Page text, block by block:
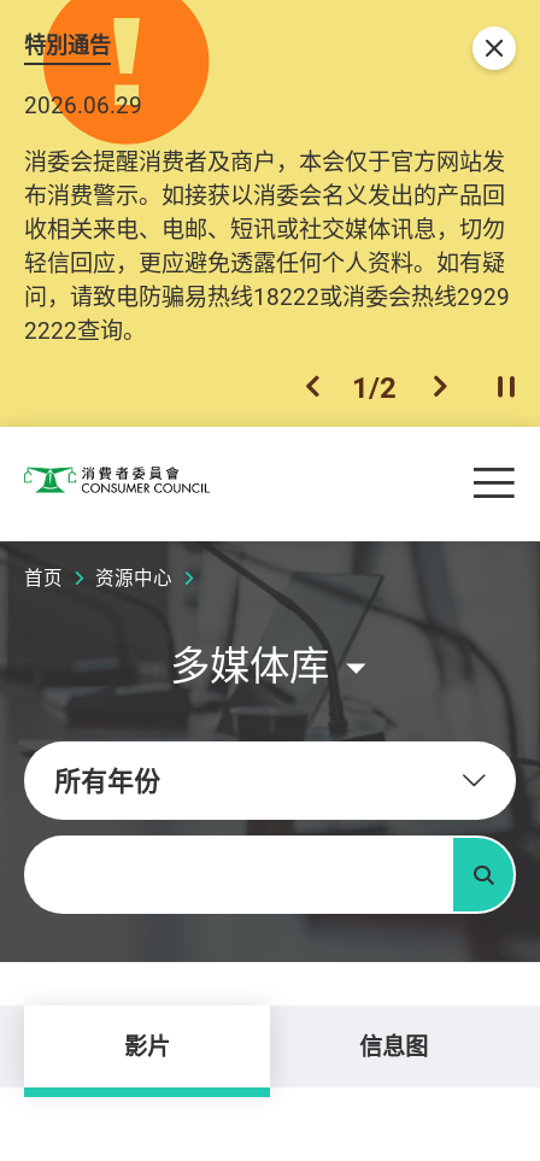
特別通告
2026.06.29
消委会提醒消费者及商户，本会仅于官方网站发
布消费警示。如接获以消委会名义发出的产品回
收相关来电、电邮、短讯或社交媒体讯息，切勿
轻信回应，更应避免透露任何个人资料。如有疑
问，请致电防骗易热线18222或消委会热线2929
2222查询。
上一个
1/2 下一个开
关闭
消费者委员会 目
首页 资源中心
多媒体库
所有年份
关键字
搜寻
影片 信息图